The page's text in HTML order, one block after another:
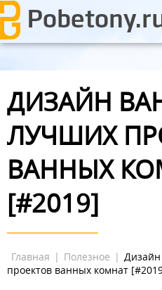
ДИЗАЙН
ЛУЧШИХ
ВАННЫХ
[#2019]
Главная | Полезное |
проектов ванных комнат